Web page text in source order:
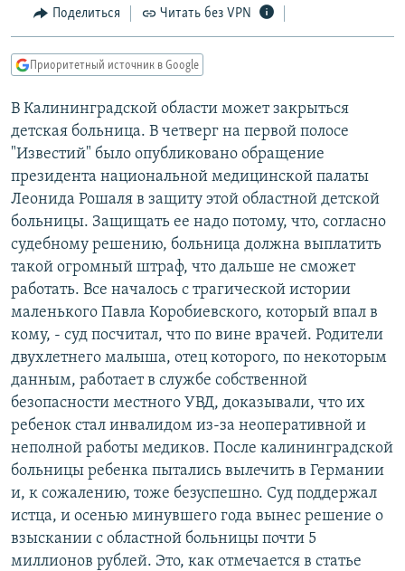
главной
навигации
Вернутся
поиску
КУЛЬТУРА
IDEL.РЕАЛИИ
КАВКАЗ.РЕАЛИИ
СЕВЕР.РЕАЛИИ
СИБИРЬ.РЕАЛИИ
РАСПИСАНИЕ ВЕЩАНИЯ
ПОДПИШИТЕСЬ НА РАССЫЛКУ
СОЦИАЛЬНЫЕ СЕТИ
Все сайты РСЕ/РС
Поделиться Читать без VPN
Приоритетный источник в Google
В Калининградской области может закрыться
детская больница. В четверг на первой полосе
"Известий" было опубликовано обращение
президента национальной медицинской палаты
Леонида Рошаля в защиту этой областной детской
больницы. Защищать ее надо потому, что, согласно
судебному решению, больница должна выплатить
такой огромный штраф, что дальше не сможет
работать. Все началось с трагической истории
маленького Павла Коробиевского, который впал в
кому, - суд посчитал, что по вине врачей. Родители
двухлетнего малыша, отец которого, по некоторым
данным, работает в службе собственной
безопасности местного УВД, доказывали, что их
ребенок стал инвалидом из-за неоперативной и
неполной работы медиков. После калининградской
больницы ребенка пытались вылечить в Германии
и, к сожалению, тоже безуспешно. Суд поддержал
истца, и осенью минувшего года вынес решение о
взыскании с областной больницы почти 5
миллионов рублей. Это, как отмечается в статье